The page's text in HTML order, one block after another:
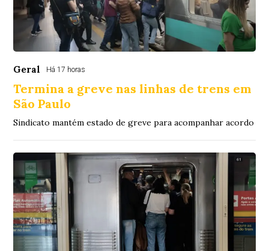
Geral Há 17 horas
Termina a greve nas linhas de trens em
São Paulo
Sindicato mantém estado de greve para acompanhar acordo